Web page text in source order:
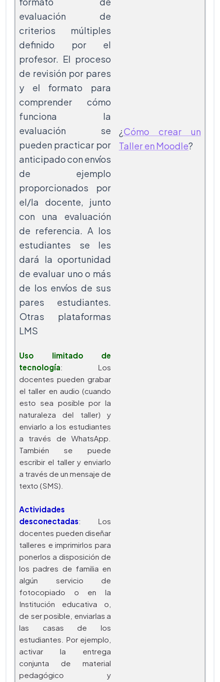
evaluación de
criterios múltiples
definido por el
profesor. El proceso
de revisión por pares
y el formato para
comprender cómo
funciona la
evaluación se
pueden practicar por
anticipado con envíos
de ejemplo
proporcionados por
el/la docente, junto
con una evaluación
de referencia. A los
estudiantes se les
dará la oportunidad
de evaluar uno o más
de los envíos de sus
pares estudiantes.
Otras plataformas
LMS
Uso limitado de
tecnología: Los
docentes pueden grabar
el taller en audio (cuando
esto sea posible por la
naturaleza del taller) y
enviarlo a los estudiantes
a través de WhatsApp.
También se puede
escribir el taller y enviarlo
a través de un mensaje de
texto (SMS).
Actividades
desconectadas: Los
docentes pueden diseñar
talleres e imprimirlos para
ponerlos a disposición de
los padres de familia en
algún servicio de
fotocopiado o en la
Institución educativa o,
de ser posible, enviarlas a
las casas de los
estudiantes. Por ejemplo,
activar la entrega
conjunta de material
pedagógico y
¿Cómo crear un
Taller en Moodle?